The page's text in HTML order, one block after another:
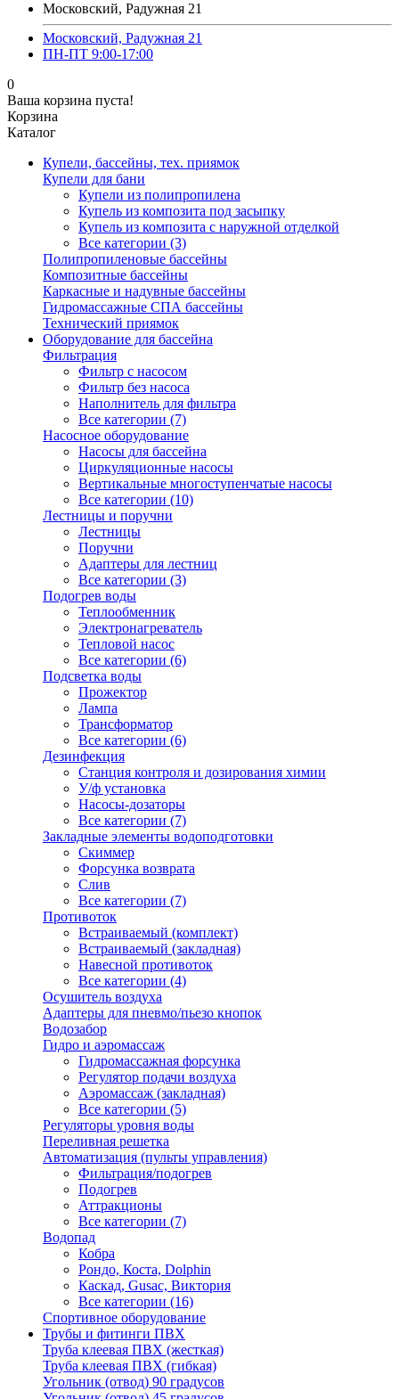
Московский, Радужная 21
Московский, Радужная 21
ПН-ПТ 9:00-17:00
0
Ваша корзина пуста!
Корзина
Каталог
Купели, бассейны, тех. приямок
Купели для бани
Купели из полипропилена
Купель из композита под засыпку
Купель из композита с наружной отделкой
Все категории (3)
Полипропиленовые бассейны
Композитные бассейны
Каркасные и надувные бассейны
Гидромассажные СПА бассейны
Технический приямок
Оборудование для бассейна
Фильтрация
Фильтр с насосом
Фильтр без насоса
Наполнитель для фильтра
Все категории (7)
Насосное оборудование
Насосы для бассейна
Циркуляционные насосы
Вертикальные многоступенчатые насосы
Все категории (10)
Лестницы и поручни
Лестницы
Поручни
Адаптеры для лестниц
Все категории (3)
Подогрев воды
Теплообменник
Электронагреватель
Тепловой насос
Все категории (6)
Подсветка воды
Прожектор
Лампа
Трансформатор
Все категории (6)
Дезинфекция
Станция контроля и дозирования химии
У/ф установка
Насосы-дозаторы
Все категории (7)
Закладные элементы водоподготовки
Скиммер
Форсунка возврата
Слив
Все категории (7)
Противоток
Встраиваемый (комплект)
Встраиваемый (закладная)
Навесной противоток
Все категории (4)
Осушитель воздуха
Адаптеры для пневмо/пьезо кнопок
Водозабор
Гидро и аэромассаж
Гидромассажная форсунка
Регулятор подачи воздуха
Аэромассаж (закладная)
Все категории (5)
Регуляторы уровня воды
Переливная решетка
Автоматизация (пульты управления)
Фильтрация/подогрев
Подогрев
Аттракционы
Все категории (7)
Водопад
Кобра
Рондо, Коста, Dolphin
Каскад, Gusac, Виктория
Все категории (16)
Спортивное оборудование
Трубы и фитинги ПВХ
Труба клеевая ПВХ (жесткая)
Труба клеевая ПВХ (гибкая)
Угольник (отвод) 90 градусов